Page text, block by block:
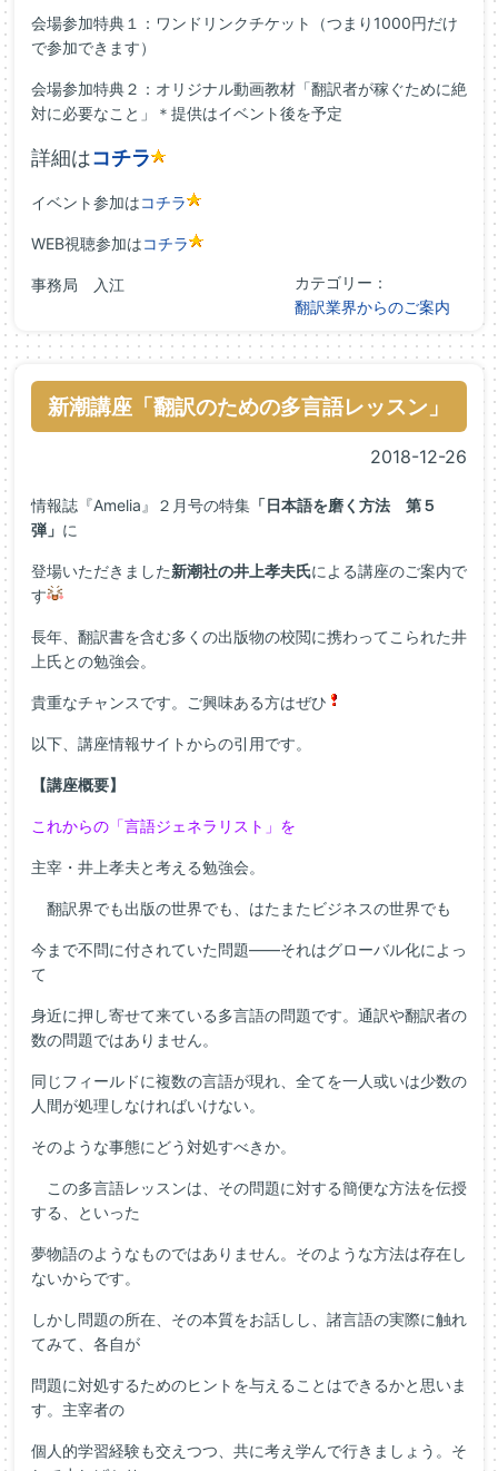
会場参加特典１：ワンドリンクチケット（つまり1000円だけ
で参加できます）
会場参加特典２：オリジナル動画教材「翻訳者が稼ぐために絶
対に必要なこと」＊提供はイベント後を予定
詳細はコチラ
イベント参加はコチラ
WEB視聴参加はコチラ
事務局 入江
カテゴリー：
翻訳業界からのご案内
新潮講座「翻訳のための多言語レッスン」
2018-12-26
情報誌『Amelia』２月号の特集 「日本語を磨く方法 第５
弾」 に
登場いただきました新潮社の井上孝夫氏による講座のご案内で
す
長年、翻訳書を含む多くの出版物の校閲に携わってこられた井
上氏との勉強会。
貴重なチャンスです。ご興味ある方はぜひ
以下、講座情報サイトからの引用です。
【講座概要】
これからの「言語ジェネラリスト」を
主宰・井上孝夫と考える勉強会。
翻訳界でも出版の世界でも、はたまたビジネスの世界でも
今まで不問に付されていた問題――それはグローバル化によっ
て
身近に押し寄せて来ている多言語の問題です。通訳や翻訳者の
数の問題ではありません。
同じフィールドに複数の言語が現れ、全てを一人或いは少数の
人間が処理しなければいけない。
そのような事態にどう対処すべきか。
この多言語レッスンは、その問題に対する簡便な方法を伝授
する、といった
夢物語のようなものではありません。そのような方法は存在し
ないからです。
しかし問題の所在、その本質をお話しし、諸言語の実際に触れ
てみて、各自が
問題に対処するためのヒントを与えることはできるかと思いま
す。主宰者の
個人的学習経験も交えつつ、共に考え学んで行きましょう。そ